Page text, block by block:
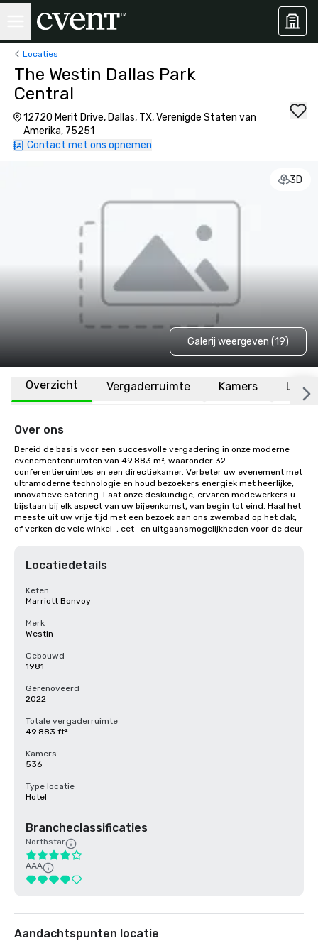
Locaties
The Westin Dallas Park
Central
12720 Merit Drive, Dallas, TX, Verenigde Staten van
Amerika, 75251
Contact met ons opnemen
3D
Galerij weergeven (19)
Overzicht Vergaderruimte Kamers
Over ons
Bereid de basis voor een succesvolle vergadering in onze moderne
evenementenruimten van 49.883 m², waaronder 32
conferentieruimtes en een directiekamer. Verbeter uw evenement met
ultramoderne technologie en houd bezoekers energiek met heerlijke,
innovatieve catering. Laat onze deskundige, ervaren medewerkers u
bijstaan bij elk aspect van uw bijeenkomst, van begin tot eind. Haal het
meeste uit uw vrije tijd met een bezoek aan ons zwembad op het dak,
of verken de vele winkel-, eet- en uitgaansmogelijkheden voor de deur
Locatiedetails
Keten
Marriott Bonvoy
Merk
Westin
Gebouwd
1981
Gerenoveerd
2022
Totale vergaderruimte
49.883 ft²
Kamers
536
Type locatie
Hotel
Brancheclassificaties
Northstar
AAA
Aandachtspunten locatie